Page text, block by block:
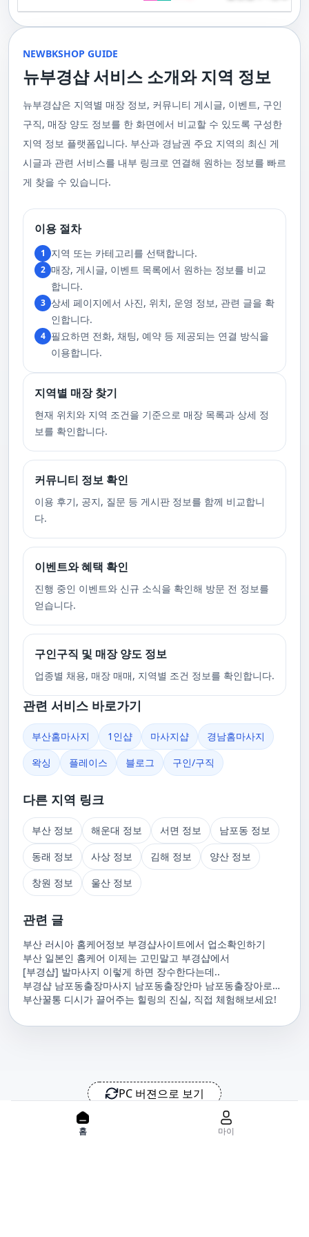
기 위해 부경샵은 계속해서 훌륭한 관리사들을 모집하고 있답니다. 부산 출
장을 원하실 때는 언제든지 후불제로 예약하실 수 있어요, 이점 참고해주세
요. 사전에 예약하시면 더욱 쾌적한 부산 러시아 홈케어 서비스를 경험하실
대한 많은 관심 덕분에, 부경샵은 필요한 요구 사항들을 간단하게 필수적인
것들로 정리했어요. 이 가이드라인을 따라주시면, 서비스 이용 중에 문제가
생기지 않을 거예요. 첫째로, 너무 많은 알코올을 섭취해 만취 상태일 경우에
게 좋아요.서비스 당일에는 부경샵과의 원활한 의사소통이 중요해요, 그래
서 공중전화나 발신 제한으로는 연락이 어려워요. 또한, 자주 예약을 취소하
거나 예약 없이 나타나지 않는 경우, 앞으로 예약하기가 어려워질 수 있으니
가격으로 경험해 보세요.터치 -> 부경샵 홈페이지 터치 -> 더욱 새로워진 뉴
부경샵 홈페이지 터치 -> 부경샵앱 다운로드 - Google Play
원 코스에 대한 궁금증이 있으시다면, 전화를 통한 상담을 추천드립니다.
부산 일본인 홈케어는 대면 서비스의 특성상, 직접 통화를 통한 문의와 예약
시면, 부경샵은 그에 최적화된 서비스를 제공하기 위해 최선을 다할 것입니
다. 언제든지 필요하실 때, 편리한 상담과 지원이 준비되어 있으니 주저하지
마시고 연락 주세요. 부산 일본인 홈케어 이용 방법에 대해서는, 서비스의
핵심은 바로 고객님의 현재 위치에서 직접 찾아가는 것입니다. 이 방식을 통
등, 자신만의 공간에서 편안한 맞춤형 마사지를 받으실 수 있습니다. 최근
한 마사지 서비스를 제공하기 위해 노력하고 있습니다. 부경샵의 주된 목적
은 고객님들이 긴장을 해소하고 새로운 활력을 얻을 수 있는 피난처를 마련
하는 것입니다. 또한, 부경샵 한국과 태국, 일본에서 온 관리사 중 선택이 가
능하며, 다른 곳에서 찾아볼 수 없는 독특한 기술과 마음가짐을 가진 관리사
를 자랑합니다. 이러한 품질은 비교할 수 없는 수준입니다. 서비스의 질을
더욱 높이기 위해, 부경샵은 지속적으로 우수한 일본인 관리사를 모집 중입
서비스를 경험하실 수 있습니다. 마지막으로 부산 일본인 홈케어 서비스를
이용하시기 전에, 아래 주의사항을 상세히 확인하시고 예약을 진행해 주시
기 바랍니다. 부경샵 서비스에 대한 높은 수요를 감안하여, 이용 요건을 간
소화하여 필수적인 사항으로 명시했습니다. 이 가이드라인을 따르시면, 서
비스 이용 중 문제가 발생하지 않을 것입니다. 특히, 과도한 알코올 섭취로
인해 만취 상태에서는 서비스 이용에 제한을 두고 있음을 명확히 합니다. 이
러한 상태에서는 다음 기회에 이용해 주시길 부탁드립니다. 서비스 도착 시
원활한 의사소통이 이루어질 수 있도록, 저희와의 연락이 반드시 가능해야
합니다. 이에 공중전화 사용이나 발신 번호 표시 제한으로의 통화는 받지 않
고 있습니다. 또한, 자주 발생하는 예약 취소나 무단으로 예약을 취소할 경
우, 향후 서비스 예약에 제약이 생길 수 있음을 알려드립니다. 시간을 효율적
으로 사용하며, 합리적인 가격으로 부경샵만의 특별한 경험을 하실 수 있습
정기적으로 받는 마사지입니다.2. 타이 마사지 타이 마사지는 동양의 전통
적인 마사지 방법으로, 신체의 스트레칭과 압력 포인트를 조합하여 신체의
균형을 맞추는 데 중점을 둡니다. 이 마사지는 유연성을 증진시키고 근육의
사지는 신체의 긴장을 풀어주고, 스트레스를 감소시키며, 전반적인 신체 기
서 유래한 마사지 방법으로, 의자에 앉은 상태에서 받을 수 있어 사무실이나
집에서도 쉽게 즐길 수 있습니다. 이 마사지는 특히 허리와 어깨의 피로를 해
소하는 데 효과적이며, 신체의 전반적인 이완을 도와 스트레스 감소에 도움
을 줍니다. 샤이츠 마사지는 짧은 시간에 효과적인 이완을 제공하여, 바쁜 일
상 속에서 짧은 휴식을 필요로 하는 현대인에게 적합합니다.4. 발 마사지 발
마사지는 발과 발목을 중심으로 이루어지는 마사지로, 신체의 균형을 유지
하고 전반적인 피로를 풀어주는 데 중점을 둡니다. 이 마사지는 발의 압력점
을 개선합니다. 발 마사지는 특히 장시간 서 있거나 걷는 일이 많은 사람들에
게 추천되며, 발의 피로 뿐만 아니라 전체적인 신체의 건강과 웰빙에도 긍정
적인 영향을 줍니다.부경샵 앱을 통해 부산 남포동 지역의 고객들은 이러한
춤형 서비스를 즐길 수 있습니다.출장마사지는 부경샵 ↓↓↓ 클릭
https://bkshop.kr/더욱 새로워진 출장마사지 뉴부경샵↓↓↓ 클릭
https://newbkshop.com/출장마사지 부경샵앱 다운로드↓↓↓ 클릭
https://play.google.com/store/apps/details?
울 수 있는 이런 부경샵에서 예약하시는 것을 추천드립니다.때론, 그냥 누워
부산꿀통 디시에서 제공하는 서비스는 여러분에게 새로운 힐링의 기회를 제
사지는 여러분의 체질 개선, 스트레스 해소, 마음의 안정 등 다양한 효능을
가져다줍니다. 이와 같이 부산꿀통 디시의 마사지는 여러분의 건강을 지키
간을 가질 수 있게 해줍니다. 그리고 이런 부산꿀통 디시의 서비스를 편리하
게 예약하고 이용할 수 있게 도와주는 '부경샵' 어플은 부산과 경남 지역에서
최고의 마사지 어플로 추천받고 있습니다. 복잡한 예약 과정 없이, 부담 없이
부산꿀통 디시의 서비스를 이용하려는 분들께 부경샵 어플을 강력히 추천드
립니다.여러분의 건강과 힐링을 위해, 부산꿀통 디시와 부경샵이 함께하며,
모든 고민과 걱정 속에서 여러분을 위로하고 도와드리겠습니다. 부산꿀통
부산꿀통 디시의 건강한 마사지와 쾌적한 분위기 속에서 행복과 건강을 찾
주급
NEWBKSHOP GUIDE
뉴부경샵 서비스 소개와 지역 정보
뉴부경샵은 지역별 매장 정보, 커뮤니티 게시글, 이벤트, 구인
구직, 매장 양도 정보를 한 화면에서 비교할 수 있도록 구성한
지역 정보 플랫폼입니다. 부산과 경남권 주요 지역의 최신 게
시글과 관련 서비스를 내부 링크로 연결해 원하는 정보를 빠르
게 찾을 수 있습니다.
이용 절차
1 지역 또는 카테고리를 선택합니다.
2 매장, 게시글, 이벤트 목록에서 원하는 정보를 비교
합니다.
3 상세 페이지에서 사진, 위치, 운영 정보, 관련 글을 확
인합니다.
4 필요하면 전화, 채팅, 예약 등 제공되는 연결 방식을
이용합니다.
지역별 매장 찾기
현재 위치와 지역 조건을 기준으로 매장 목록과 상세 정
보를 확인합니다.
커뮤니티 정보 확인
이용 후기, 공지, 질문 등 게시판 정보를 함께 비교합니
다.
이벤트와 혜택 확인
진행 중인 이벤트와 신규 소식을 확인해 방문 전 정보를
얻습니다.
구인구직 및 매장 양도 정보
업종별 채용, 매장 매매, 지역별 조건 정보를 확인합니다.
관련 서비스 바로가기
부산홈마사지 1인샵 마사지샵
경남홈마사지
왁싱
플레이스 블로그 구인/구직
다른 지역 링크
부산 정보 해운대 정보 서면 정보
남포동 정보
동래 정보
사상 정보 김해 정보
양산 정보
창원 정보
울산 정보
관련 글
부산 러시아 홈케어정보 부경샵사이트에서 업소확인하기
부산 일본인 홈케어 이제는 고민말고 부경샵에서
[부경샵] 발마사지 이렇게 하면 장수한다는데..
부경샵 남포동출장마사지 남포동출장안마 남포동출장아로마
남포동홈마사지 남포동마사지출장
부산꿀통 디시가 끌어주는 힐링의 진실, 직접 체험해보세요!
PC 버젼으로 보기
위치기반서비스 이용약관
이용약관
홈 마이